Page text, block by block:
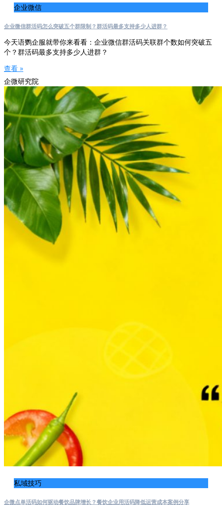
企业微信
企业微信群活码怎么突破五个群限制？群活码最多支持多少人进群？
今天语鹦企服就带你来看看：企业微信群活码关联群个数如何突破五
个？群活码最多支持多少人进群？
查看 »
企微研究院
私域技巧
企微点单活码如何驱动餐饮品牌增长？餐饮企业用活码降低运营成本案例分享